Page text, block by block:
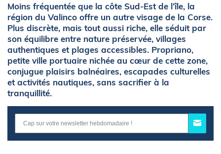
Moins fréquentée que la côte Sud-Est de l’île, la
région du Valinco offre un autre visage de la Corse.
Plus discrète, mais tout aussi riche, elle séduit par
son équilibre entre nature préservée, villages
authentiques et plages accessibles. Propriano,
petite ville portuaire nichée au cœur de cette zone,
conjugue plaisirs balnéaires, escapades culturelles
et activités nautiques, sans sacrifier à la
tranquillité.